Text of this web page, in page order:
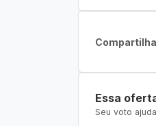
Essa
Seu voto